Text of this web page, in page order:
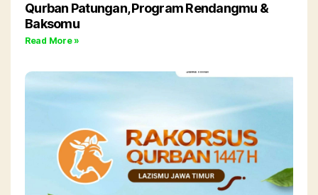
Qurban Patungan, Program Rendangmu &
Baksomu
Read More »